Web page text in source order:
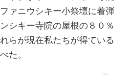
ァニウシキー小祭壇に着弾
シキー寺院の屋根の８０％
らが現在私たちが得ている
た。